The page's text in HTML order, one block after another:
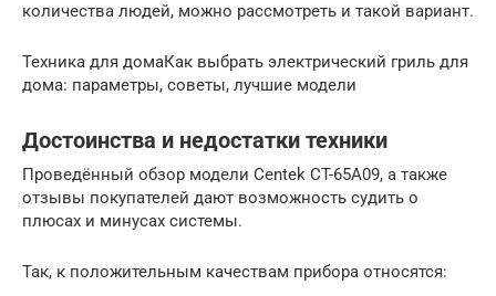
количества людей, можно рассмотреть и такой вариант.
Техника для домаКак выбрать электрический гриль для
дома: параметры, советы, лучшие модели
Достоинства и недостатки техники
Проведённый обзор модели Centek CT-65А09, а также
отзывы покупателей дают возможность судить о
плюсах и минусах системы.
Так, к положительным качествам прибора относятся: